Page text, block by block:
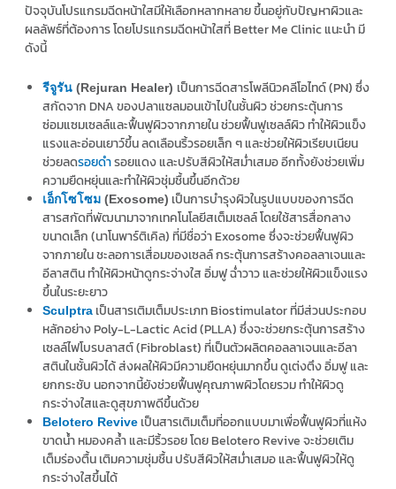
ปัจจุบันโปรแกรมฉีดหน้าใสมีให้เลือกหลากหลาย ขึ้นอยู่กับปัญหาผิวและ
ผลลัพธ์ที่ต้องการ โดยโปรแกรมฉีดหน้าใสที่ Better Me Clinic แนะนำ มี
ดังนี้
รีจูรัน (Rejuran Healer) เป็นการฉีดสารโพลีนิวคลีโอไทด์ (PN) ซึ่ง
สกัดจาก DNA ของปลาแซลมอนเข้าไปในชั้นผิว ช่วยกระตุ้นการ
ซ่อมแซมเซลล์และฟื้นฟูผิวจากภายใน ช่วยฟื้นฟูเซลล์ผิว ทำให้ผิวแข็ง
แรงและอ่อนเยาว์ขึ้น ลดเลือนริ้วรอยเล็ก ๆ และช่วยให้ผิวเรียบเนียน
ช่วยลดรอยดำรอยแดง และปรับสีผิวให้สม่ำเสมอ อีกทั้งยังช่วยเพิ่ม
ความยืดหยุ่นและทำให้ผิวชุ่มชื้นขึ้นอีกด้วย
เอ็กโซโซม (Exosome) เป็นการบำรุงผิวในรูปแบบของการฉีด
สารสกัดที่พัฒนามาจากเทคโนโลยีสเต็มเซลล์ โดยใช้สารสื่อกลาง
ขนาดเล็ก (นาโนพาร์ติเคิล) ที่มีชื่อว่า Exosome ซึ่งจะช่วยฟื้นฟูผิว
จากภายใน ชะลอการเสื่อมของเซลล์ กระตุ้นการสร้างคอลลาเจนและ
อีลาสติน ทำให้ผิวหน้าดูกระจ่างใส อิ่มฟู ฉ่ำวาว และช่วยให้ผิวแข็งแรง
ขึ้นในระยะยาว
Sculptra เป็นสารเติมเต็มประเภท Biostimulator ที่มีส่วนประกอบ
หลักอย่าง Poly-L-Lactic Acid (PLLA) ซึ่งจะช่วยกระตุ้นการสร้าง
เซลล์ไฟโบรบลาสต์ (Fibroblast) ที่เป็นตัวผลิตคอลลาเจนและอีลา
สตินในชั้นผิวได้ ส่งผลให้ผิวมีความยืดหยุ่นมากขึ้น ดูเต่งตึง อิ่มฟู และ
ยกกระชับ นอกจากนี้ยังช่วยฟื้นฟูคุณภาพผิวโดยรวม ทำให้ผิวดู
กระจ่างใสและดูสุขภาพดีขึ้นด้วย
Belotero Revive เป็นสารเติมเต็มที่ออกแบบมาเพื่อฟื้นฟูผิวที่แห้ง
ขาดน้ำ หมองคล้ำ และมีริ้วรอย โดย Belotero Revive จะช่วยเติม
เต็มร่องตื้น เติมความชุ่มชื้น ปรับสีผิวให้สม่ำเสมอ และฟื้นฟูผิวให้ดู
กระจ่างใสขึ้นได้